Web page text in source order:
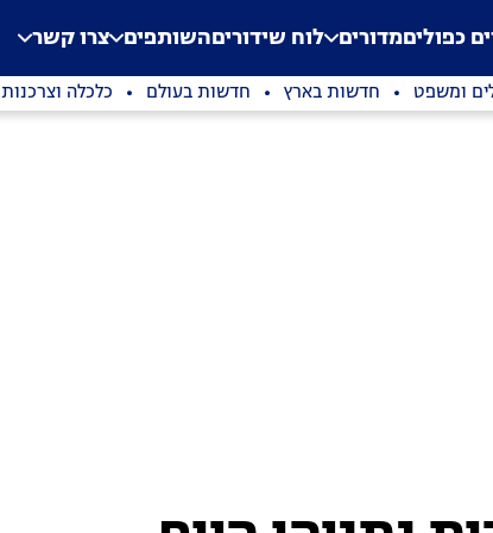
Application error: a
. כפוליםמדורים לוח שידוריםהשותפים צרו קשר
ומשפט חדשות בארץ חדשות בעולם כלכלה וצרכנות